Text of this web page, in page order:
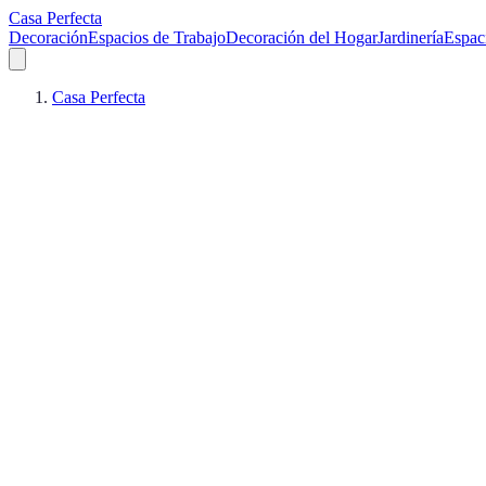
Casa Perfecta
DecoraciónEspacios de TrabajoDecoración del HogarJardinería
Casa Perfecta